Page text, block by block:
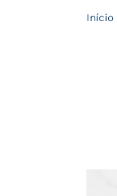
Início